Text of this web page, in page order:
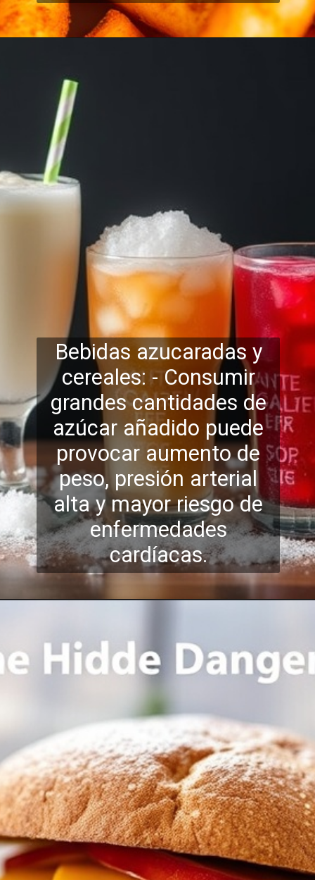
Bebidas azucaradas y
cereales: - Consumir
grandes cantidades de
azúcar añadido puede
provocar aumento de
peso, presión arterial
alta y mayor riesgode
enfermedades
cardíacas.